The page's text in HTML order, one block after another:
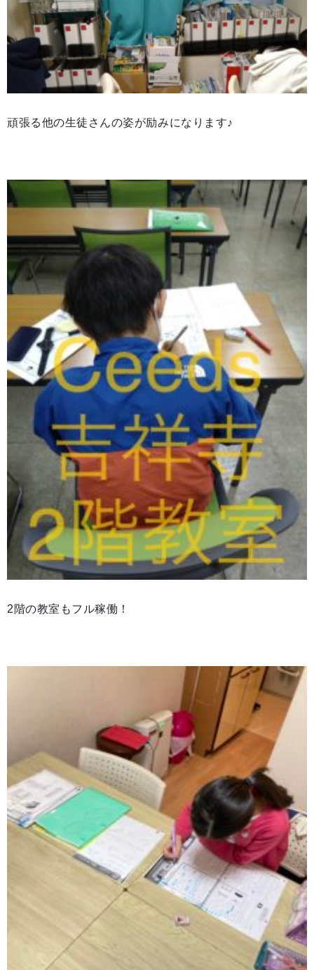
頑張る他の生徒さんの姿が励みになります♪
2階の教室もフル稼働！